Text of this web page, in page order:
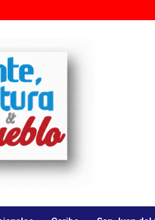
Pueblo
con adulaciones